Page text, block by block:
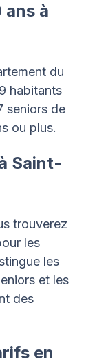
ans à
du
habitants
seniors de
ou plus.
Saint-
trouverez
les
les
et les
des
en